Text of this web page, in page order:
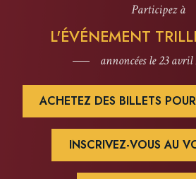
Participez à
L'ÉVÉNEMENT
annoncées le 23 avril
ACHETEZ DES BILLETS
INSCRIVEZ-VOUS AU